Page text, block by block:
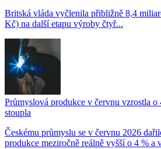
Britská vláda vyčlenila přibližně 8,4
Kč) na další etapu výroby čtyř...
Průmyslová produkce v červnu vzrostla o
stoupla
Českému průmyslu se v červnu 2026
produkce meziročně reálně vyšší o 4 % a